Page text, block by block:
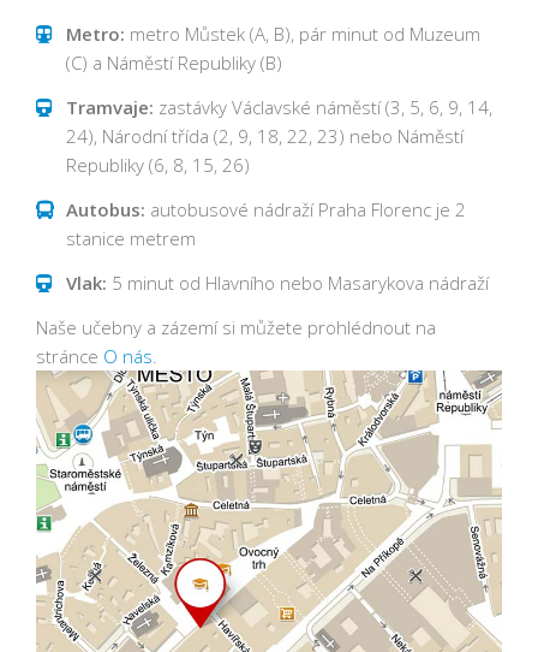
Metro: metro Můstek (A, B), pár minut od Muzeum
(C) a Náměstí Republiky (B)
Tramvaje: zastávky Václavské náměstí (3, 5, 6, 9, 14,
24), Národní třída (2, 9, 18, 22, 23) nebo Náměstí
Republiky (6, 8, 15, 26)
Autobus: autobusové nádraží Praha Florenc je 2
stanice metrem
Vlak: 5 minut od Hlavního nebo Masarykova nádraží
Naše učebny a zázemí si můžete prohlédnout na
stránce O nás